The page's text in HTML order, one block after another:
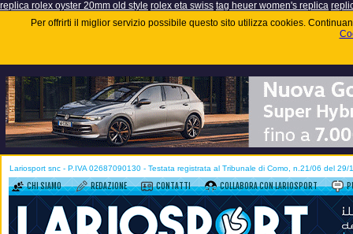
replica rolex oyster 20mm old style rolex eta swiss tag heuer women's replica
Per offrirti il miglior servizio possibile questo sito utilizza cookies.
Lariosport snc - P.IVA 02687090130 - Testata registrata al Tribunale di Como, n.21/06 del 29/
CHI SIAMO REDAZIONE CONTATTI COLLABORA CON LARIOSPORT